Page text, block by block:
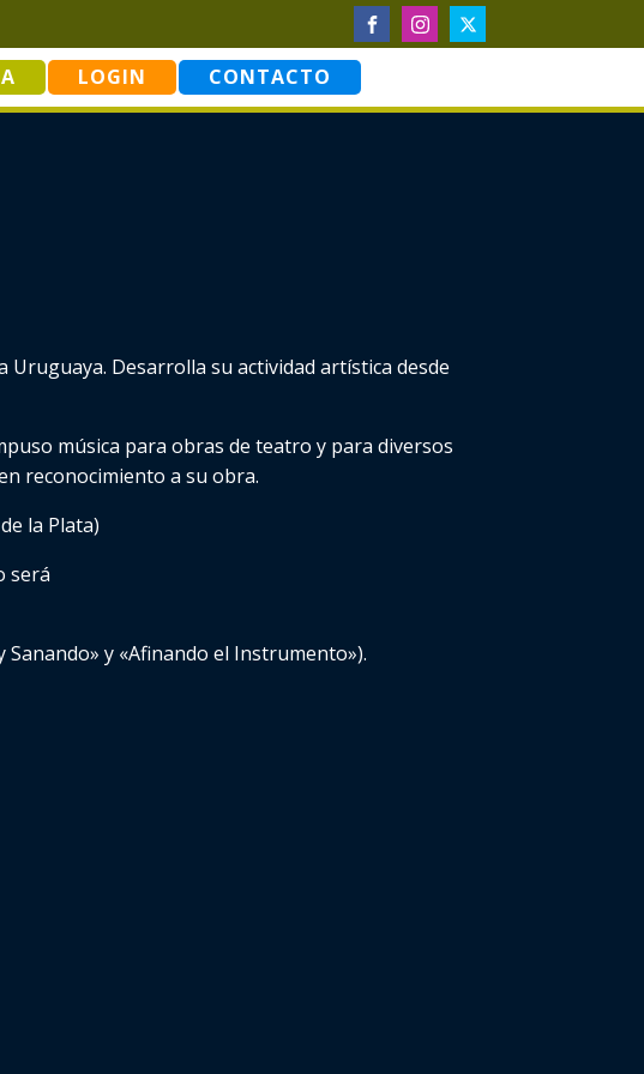
LOGIN CONTACTO
Desarrolla su actividad artística desde
música para obras de teatro y para diversos
reconocimiento a su obra.
la Plata)
será
y «Afinando el Instrumento»).